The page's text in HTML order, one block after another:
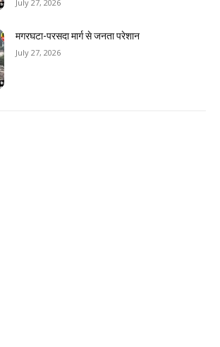
July 27, 2026
मगरघटा-परसदा मार्ग से जनता परेशान
July 27, 2026